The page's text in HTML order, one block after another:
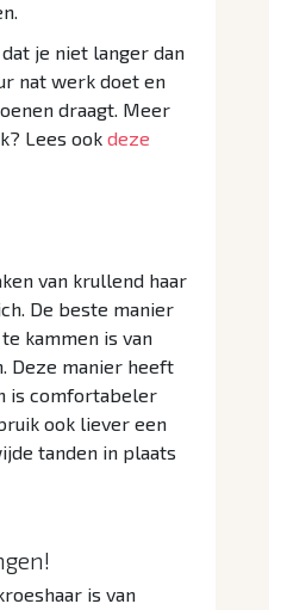
je niet langer dan
nat werk doet en
draagt. Meer
Lees ookdeze
van krullend haar
De beste manier
kammen is van
Deze manier heeft
is comfortabeler
ook liever een
tanden in plaats
is van